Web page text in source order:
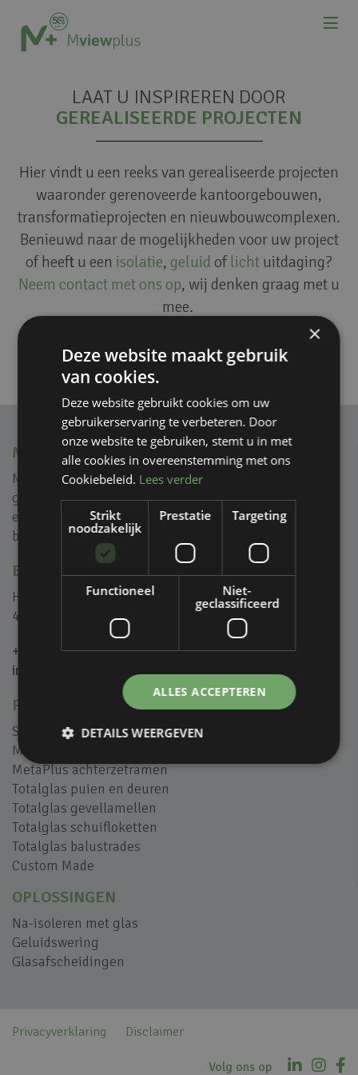
LAAT U INSPIREREN DOOR
GEREALISEERDE PROJECTEN
Hier vindt u een reeks van gerealiseerde projecten
waaronder gerenoveerde kantoorgebouwen,
transformatieprojecten en nieuwbouwcomplexen.
Benieuwd naar de mogelijkheden voor uw project
of heeft u een isolatie, geluid oflicht uitdaging?
Neem contact met ons op, wij denken graag met u
mee.
MVIEW+
Mview+ is gespecialiseerd in rank geprofileerde
glasoplossingen voor (na) isolatie, reductie van geluid
en creëren van ongeïsoleerde glazen puien voor zowel
binnen als buiten.
BEL OF MAIL ONS
Het Eek 5B
4004 LM Tiel
+31 (0)344 446 000
info@mviewplus.nl
PRODUCTEN
SilentAir geluidsschermen
M-view balkonbeglazing
MetaPlus achterzetramen
Totalglas puien en deuren
Totalglas gevellamellen
Totalglas schuifloketten
Totalglas balustrades
Custom Made
OPLOSSINGEN
Na-isoleren met glas
Geluidswering
Glasafscheidingen
Privacyverklaring Disclaimer
Volg ons op
×
Deze website maakt gebruik
van cookies.
Deze website gebruikt cookies om uw
gebruikerservaring te verbeteren. Door
onze website te gebruiken, stemt u in met
alle cookies in overeenstemming met ons
Cookiebeleid. Lees verder
Strikt
noodzakelijk
Prestatie Targeting
Functioneel
Niet-
geclassificeerd
ALLES ACCEPTEREN
DETAILS WEERGEVEN